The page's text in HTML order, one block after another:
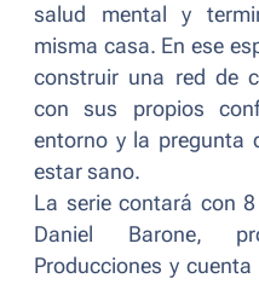
salud mental y
misma casa. En ese
construir una red de
con sus propios
entorno y la pregunta
estar sano.
La serie contará con
Daniel Barone,
Producciones y